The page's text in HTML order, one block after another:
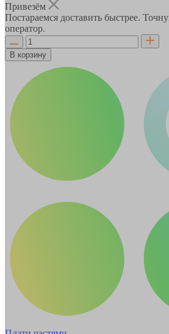
Привезём
Постараемся доставить быстрее.
оператор.
В корзину